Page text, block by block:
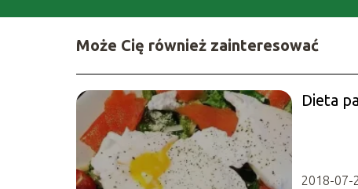
Może Cię również zainteresować
Dieta
2018-07-